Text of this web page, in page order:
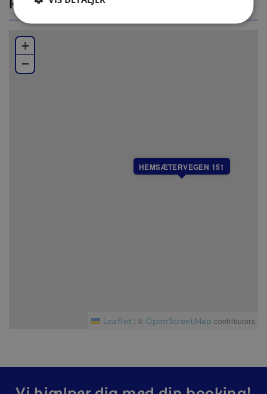
Bad:
Bad 1: Dusj, servant, toalett og badstue
Bad 2: Dusj, servant og toalett
Bad 3: Dusj, servant og toalett
Husdyr er tillatt mot et tillegg i prisenHEMSÆTERVEGEN 151
+
−
Leaflet | © OpenStreetMap contributors